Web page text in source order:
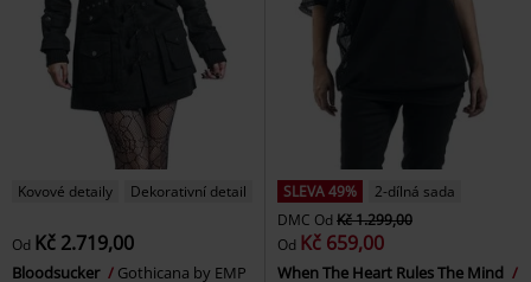
Kovové detaily Dekorativní detail
Od Kč 2.719,00
Bloodsucker
Gothicana by EMP
SLEVA 49%
2-dílná sada
DMC Od Kč 1.299,00
Od Kč 659,00
When The Heart Rules The Mind